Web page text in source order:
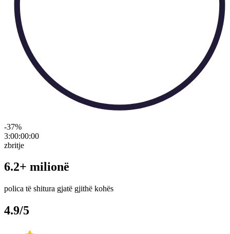
-37%
3:00:00:00
zbritje
6.2+ milionë
polica të shitura gjatë gjithë kohës
4.9/5